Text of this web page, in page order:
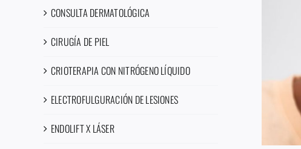
CONSULTA DERMATOLÓGICA
CIRUGÍA DE PIEL
CRIOTERAPIA CON NITRÓGENO LÍQUIDO
ELECTROFULGURACIÓN DE LESIONES
ENDOLIFT X LÁSER